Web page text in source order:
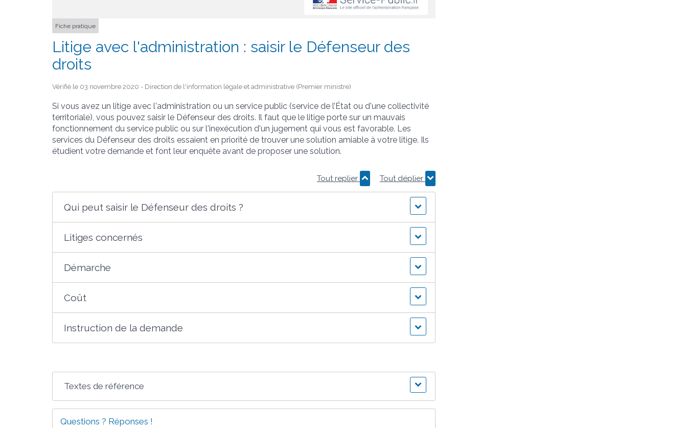
Fiche pratique
Litige avec l'administration : saisir le Défenseur des
droits
Vérifié le 03 novembre 2020 - Direction de l'information légale et administrative (Premier ministre)
Si vous avez un litige avec l'administration ou un service public (service de l’État ou d'une collectivité
territoriale), vous pouvez saisir le Défenseur des droits. Il faut que le litige porte sur un mauvais
fonctionnement du service public ou sur l'inexécution d'un jugement qui vous est favorable. Les
services du Défenseur des droits essaient en priorité de trouver une solution amiable à votre litige. Ils
étudient votre demande et font leur enquête avant de proposer une solution.
Tout replier Tout déplier
Qui peut saisir le Défenseur des droits ?
Litiges concernés
Démarche
Coût
Instruction de la demande
Textes de référence
Questions ? Réponses !